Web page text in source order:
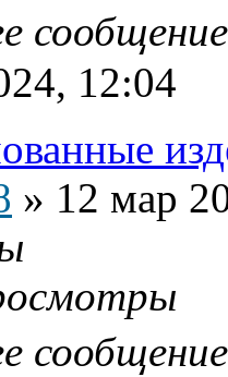
12:04
» 12 мар